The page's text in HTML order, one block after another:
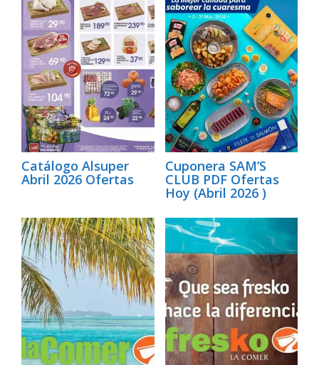
Catálogo Alsuper
Abril 2026 Ofertas
Cuponera SAM’S
CLUB PDF Ofertas
Hoy (Abril 2026 )